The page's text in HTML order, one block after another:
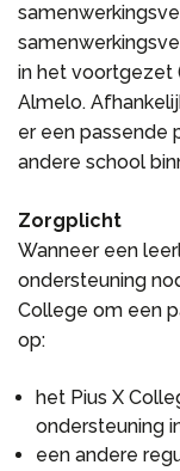
in het voortgezet
Almelo.
er een passende
andere school
Zorgplicht
Wanneer een
ondersteuning
College om een
op:
het Pius X
ondersteuning
een andere